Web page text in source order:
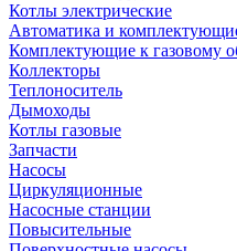
Котлы электрические
Автоматика и
Комплектующие к газовому
Коллекторы
Теплоноситель
Дымоходы
Котлы газовые
Запчасти
Насосы
Циркуляционные
Насосные станции
Повысительные